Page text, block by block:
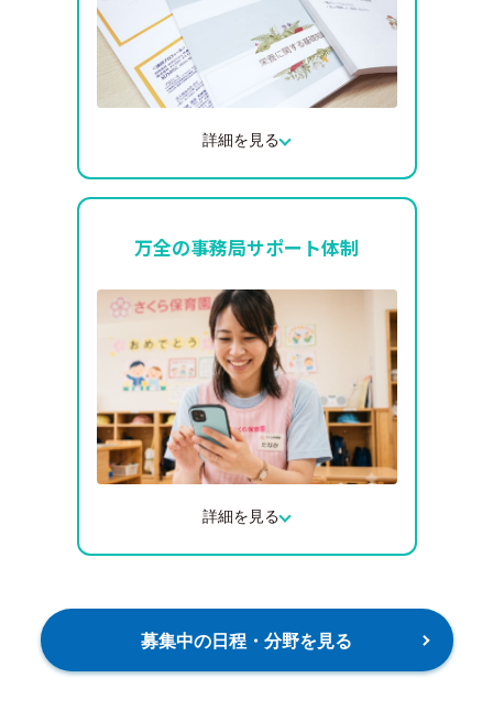
詳細を見る
場所を問わずスマホやタブレットで手軽に
ができる製本テキストの2種類からお選び
電子版テキストは無料でご利用いただけ、
製本テキストをご希望の場合は発行手数料
にて対応いたします。ご自身の学び方に合
わせて、使いやすい方法を選択できます。
万全の事務局サポート体制
詳細を見る
ご不明点があれば、メールまたはLINEで事
運営事務局より2営業日以内にご回答いた
しますので、お困りの際も安心してご利用
いただけます。
募集中の日程・分野を見る